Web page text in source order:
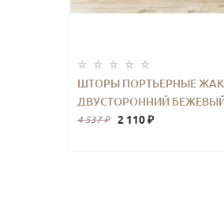
ШТОРЫ ПОРТЬЕРНЫЕ
ДВУСТОРОННИЙ БЕЖЕВЫЙ
2ШТ.
4 537 ₽ 2 110 ₽